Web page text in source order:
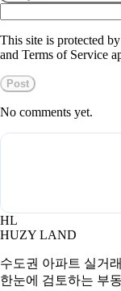
This site is protected
and Terms of Service
Post
No comments yet.
HL
HUZY LAND
수도권 아파트 실거
한눈에 검토하는 부